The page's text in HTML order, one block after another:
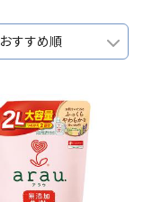
おすすめ順